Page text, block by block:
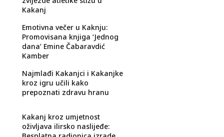
Kakanj
Emotivna večer u Kaknju:
Promovisana knjiga ‘Jednog
dana’ Emine Čabaravdić
Kamber
Najmlađi Kakanjci i Kakanjke
kroz igru učili kako
prepoznati zdravu hranu
Kakanj kroz umjetnost
oživljava ilirsko naslijeđe: